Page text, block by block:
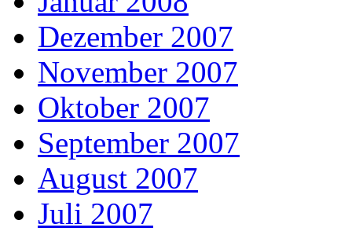
Dezember 2007
November 2007
Oktober 2007
September 2007
August 2007
Juli 2007